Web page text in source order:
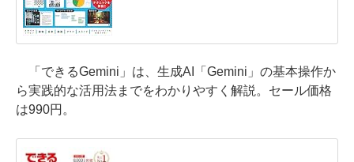
「できるGemini」は、生成AI「Gemini」の基本操作か
ら実践的な活用法までをわかりやすく解説。セール価格
は990円。